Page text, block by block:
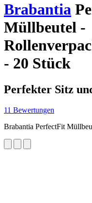
Brabantia
Müllbeutel -
- 20 Stück
Perfekter Sitz
11 Bewertungen
Brabantia PerfectFit